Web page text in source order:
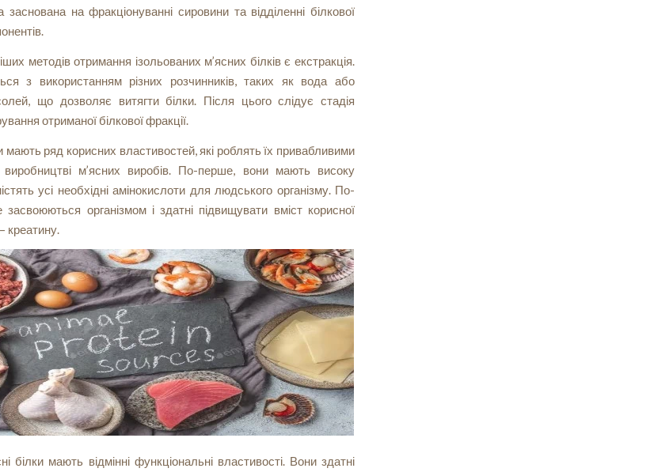
заснована на фракціонуванні сировини та відділенні білкової
методів отримання ізольованих м’ясних білків є екстракція.
з використанням різних розчинників, таких як вода або
що дозволяє витягти білки. Після цього слідує стадія
отриманої білкової фракції.
мають ряд корисних властивостей, які роблять їх привабливими
м’ясних виробів. По-перше, вони мають високу
усі необхідні амінокислоти для людського організму. По-
засвоюються організмом і здатні підвищувати вміст корисної
креатину.
білки мають відмінні функціональні властивості. Вони здатні